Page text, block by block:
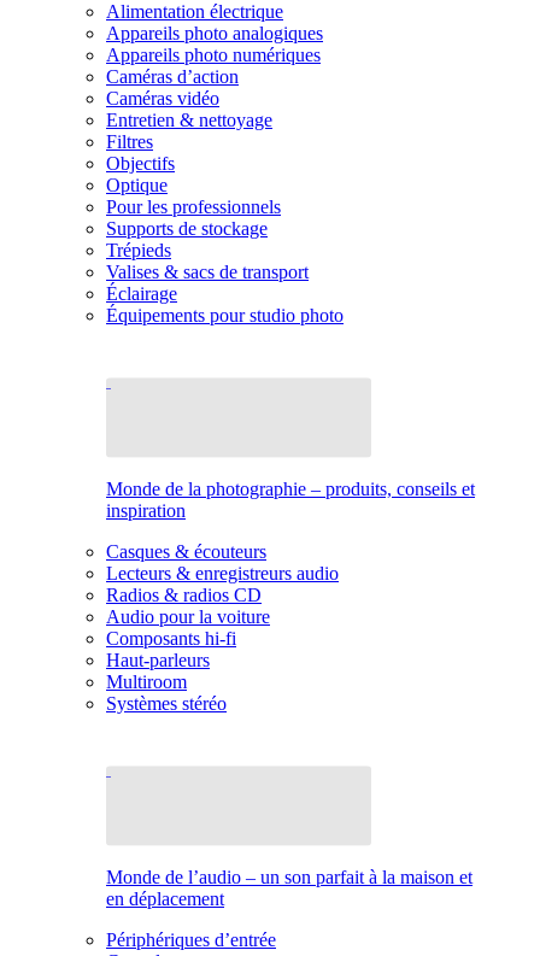
Alimentation électrique
Appareils photo analogiques
Appareils photo numériques
Caméras d’action
Caméras vidéo
Entretien & nettoyage
Filtres
Objectifs
Optique
Pour les professionnels
Supports de stockage
Trépieds
Valises & sacs de transport
Éclairage
Équipements pour studio photo
Monde de la photographie – produits, conseils et
inspiration
Casques & écouteurs
Lecteurs & enregistreurs audio
Radios & radios CD
Audio pour la voiture
Composants hi-fi
Haut-parleurs
Multiroom
Systèmes stéréo
Monde de l’audio – un son parfait à la maison et
en déplacement
Périphériques d’entrée